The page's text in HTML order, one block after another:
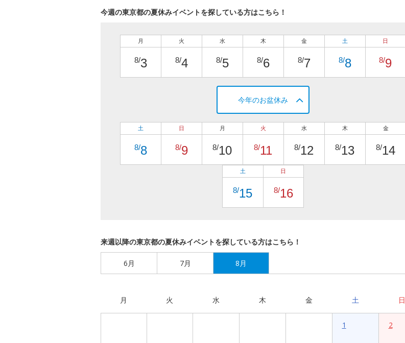
今週の東京都の夏休みイベントを探している方はこちら！
月
8/3
火
8/4
水
8/5
木
8/6
金
8/7
土
8/8
日
8/9
今年のお盆休み
土
8/8
日
8/9
月
8/10
火
8/11
水
8/12
木
8/13
金
8/14
土
8/15
日
8/16
来週以降の東京都の夏休みイベントを探している方はこちら！
6月 7月 8月
月 火 水 木 金 土 日
1 2